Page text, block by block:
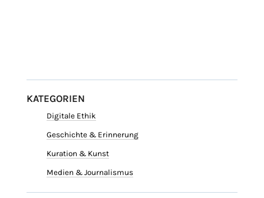
KATEGORIEN
Digitale Ethik
Geschichte & Erinnerung
Kuration & Kunst
Medien & Journalismus